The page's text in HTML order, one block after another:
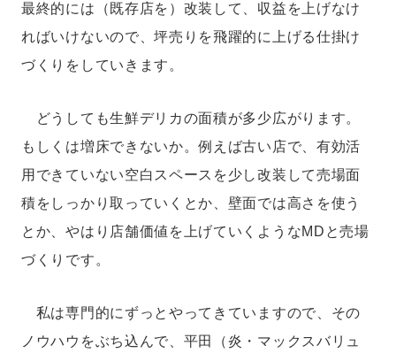
最終的には（既存店を）改装して、収益を上げなけ
ればいけないので、坪売りを飛躍的に上げる仕掛け
づくりをしていきます。
どうしても生鮮デリカの面積が多少広がります。
もしくは増床できないか。例えば古い店で、有効活
用できていない空白スペースを少し改装して売場面
積をしっかり取っていくとか、壁面では高さを使う
とか、やはり店舗価値を上げていくようなMDと売場
づくりです。
私は専門的にずっとやってきていますので、その
ノウハウをぶち込んで、平田（炎・マックスバリュ